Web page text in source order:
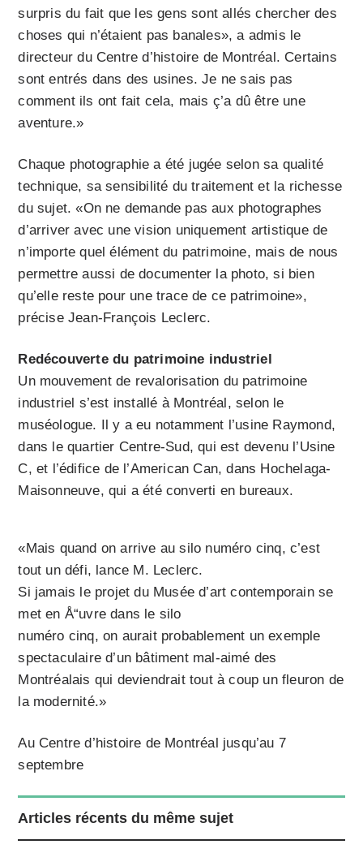
surpris du fait que les gens sont allés chercher des
choses qui n’étaient pas banales», a admis le
directeur du Centre d’histoire de Montréal. Certains
sont entrés dans des usines. Je ne sais pas
comment ils ont fait cela, mais ç’a dû être une
aventure.»
Chaque photographie a été jugée selon sa qualité
technique, sa sensibilité du traitement et la richesse
du sujet. «On ne demande pas aux photographes
d’arriver avec une vision uniquement artistique de
n’importe quel élément du patrimoine, mais de nous
permettre aussi de documenter la photo, si bien
qu’elle reste pour une trace de ce patrimoine»,
précise Jean-François Leclerc.
Redécouverte du patrimoine industriel
Un mouvement de revalorisation du patrimoine
industriel s’est installé à Montréal, selon le
muséologue. Il y a eu notamment l’usine Raymond,
dans le quartier Centre-Sud, qui est devenu l’Usine
C, et l’édifice de l’American Can, dans Hochelaga-
Maisonneuve, qui a été converti en bureaux.
«Mais quand on arrive au silo numéro cinq, c’est
tout un défi, lance M. Leclerc.
Si jamais le projet du Musée d’art contemporain se
met en Å“uvre dans le silo
numéro cinq, on aurait probablement un exemple
spectaculaire d’un bâtiment mal-aimé des
Montréalais qui deviendrait tout à coup un fleuron de
la modernité.»
Au Centre d’histoire de Montréal jusqu’au 7
septembre
Articles récents du même sujet